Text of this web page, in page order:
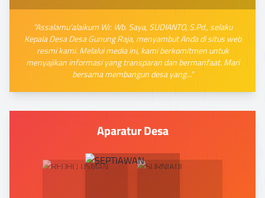
"Assalamu'alaikum Wr. Wb. Saya, SUDIANTO, S.Pd., selaku
Kepala Desa Desa Gunung Raja, menyambut Anda di situs web
resmi kami. Melalui media ini, kami berkomitmen untuk
menyajikan informasi yang transparan dan bermanfaat. Mari
bersama membangun desa yang..."
Aparatur Desa